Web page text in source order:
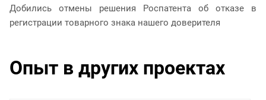
Добились отмены решения Роспатента об отказе в
регистрации товарного знака нашего доверителя
Опыт в других проектах